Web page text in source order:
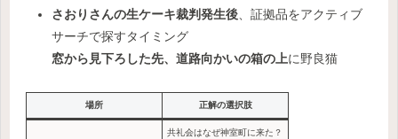
さおりさんの生ケーキ裁判発生後、証拠品をアクティブ
サーチで探すタイミング
窓から見下ろした先、道路向かいの箱の上に野良猫
場所 正解の選択肢
共礼会はなぜ神室町に来た？